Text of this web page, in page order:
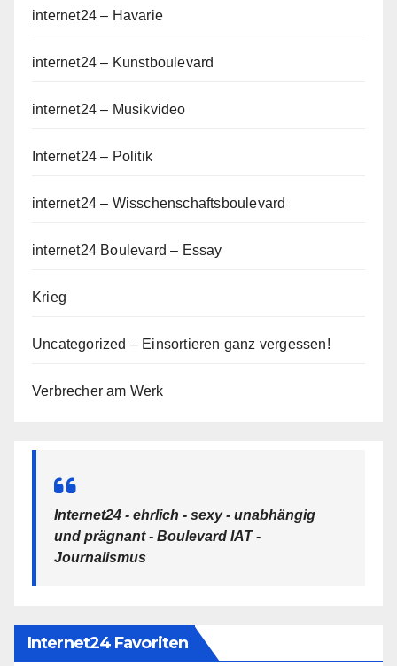
internet24 – Havarie
internet24 – Kunstboulevard
internet24 – Musikvideo
Internet24 – Politik
internet24 – Wisschenschaftsboulevard
internet24 Boulevard – Essay
Krieg
Uncategorized – Einsortieren ganz vergessen!
Verbrecher am Werk
Internet24 - ehrlich - sexy - unabhängig
und prägnant - Boulevard IAT -
Journalismus
Internet24 Favoriten